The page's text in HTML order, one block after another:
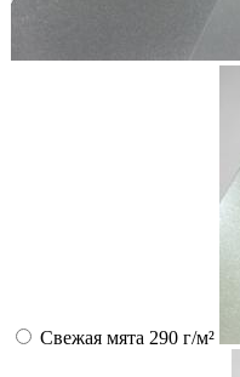
Свежая мята 290 г/м²